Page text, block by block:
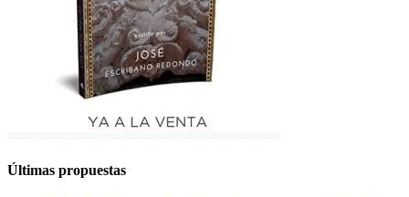
Últimas propuestas